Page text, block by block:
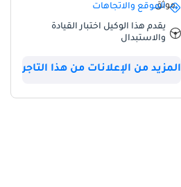
الموقع والاتجاهات
يقدم هذا الوكيل اختبار القيادة
والاستبدال
المزيد من الإعلانات من هذا التاجر